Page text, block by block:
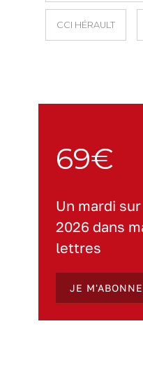
CCI HÉRAULT
69€
Un mardi
2026 dans
lettres
JE M'ABONNE